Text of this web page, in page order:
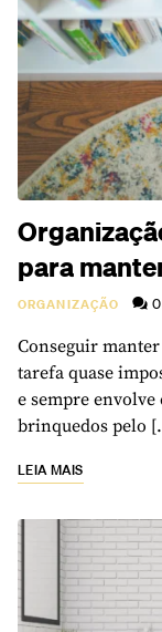
para
ORGANIZAÇÃO 0
Conseguir
tarefa quase
e sempre
brinquedos pelo
LEIA MAIS